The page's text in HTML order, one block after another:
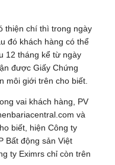
thiện chí thì trong ngày
đó khách hàng có thể
12 tháng kể từ ngày
được Giấy Chứng
môi giới trên cho biết.
vai khách hàng, PV
và
biết, hiện Công ty
Bất động sản Việt
ty Eximrs chỉ còn trên